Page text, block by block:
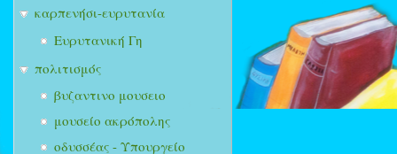
καρπενήσι-ευρυτανία
Ευρυτανική Γη
πολιτισμός
βυζαντινο μουσειο
μουσείο ακρόπολης
οδυσσέας - Υπουργείο